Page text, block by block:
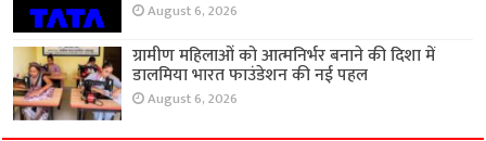
August 6, 2026
ग्रामीण महिलाओं को आत्मनिर्भर बनाने की दिशा में
डालमिया भारत फाउंडेशन की नई पहल
August 6, 2026